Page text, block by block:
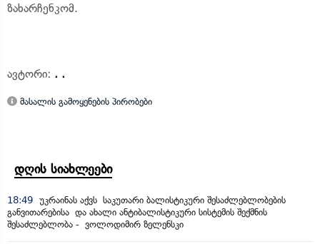
ზახარჩენკომ.
ავტორი: . .
მასალის გამოყენების პირობები
დღის სიახლეები
18:49 უკრაინას აქვს საკუთარი ბალისტიკური შესაძლებლობების
განვითარებისა და ახალი ანტიბალისტიკური სისტემის შექმნის
შესაძლებლობა - ვოლოდიმირ ზელენსკი